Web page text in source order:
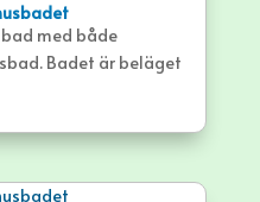
med både
Badet är beläget
–